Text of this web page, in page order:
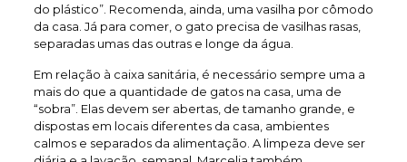
do plástico”. Recomenda, ainda, uma vasilha por cômodo
da casa. Já para comer, o gato precisa de vasilhas rasas,
separadas umas das outras e longe da água.
Em relação à caixa sanitária, é necessário sempre uma a
mais do que a quantidade de gatos na casa, uma de
“sobra”. Elas devem ser abertas, de tamanho grande, e
dispostas em locais diferentes da casa, ambientes
calmos e separados da alimentação. A limpeza deve ser